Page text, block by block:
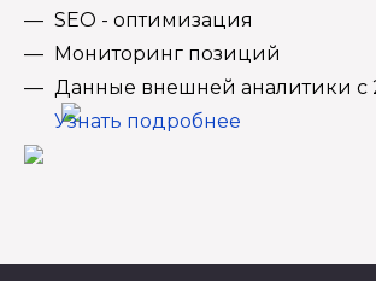
SEO - оптимизация
Мониторинг позиций
Данные внешней аналитики с
Узнать подробнее